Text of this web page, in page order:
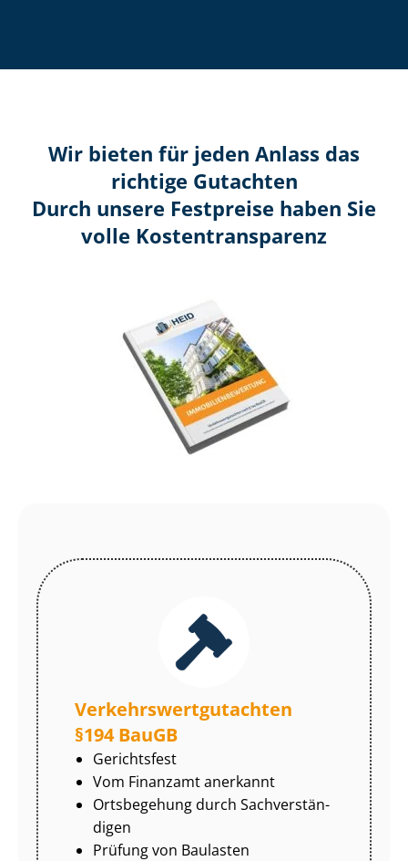
Wir bieten für jeden Anlass das
richtige Gutachten
Durch unsere Festpreise haben Sie
volle Kosten­transparenz
Ver­kehrs­wert­gut­ach­ten
§194 BauGB
Gerichtsfest
Vom Finanzamt anerkannt
Ortsbegehung durch Sach­ver­stän­
di­gen
Prüfung von Baulasten